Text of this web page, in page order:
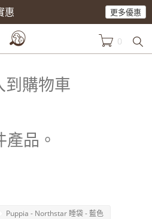
惠 更多優惠
0
到購物車
品。
Puppia - Northstar 睡袋 - 藍色